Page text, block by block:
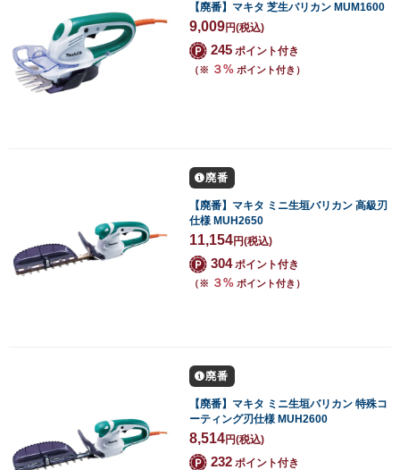
【廃番】マキタ 芝生バリカン MUM1600
9,009円(税込)
245 ポイント付き
（※ ３% ポイント付き）
廃番
【廃番】マキタ ミニ生垣バリカン 高級刃
仕様 MUH2650
11,154円(税込)
304ポイント付き
（※ ３% ポイント付き）
廃番
【廃番】マキタ ミニ生垣バリカン 特殊コ
ーティング刃仕様 MUH2600
8,514円(税込)
232 ポイント付き